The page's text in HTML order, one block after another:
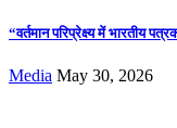
“वर्तमान परिप्रेक्ष्य में भारतीय
Media May 30, 2026